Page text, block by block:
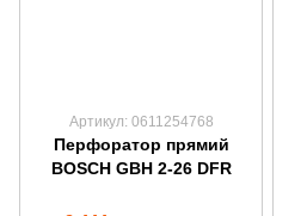
Артикул: 0611254768
Перфоратор прямий
BOSCH GBH 2-26 DFR